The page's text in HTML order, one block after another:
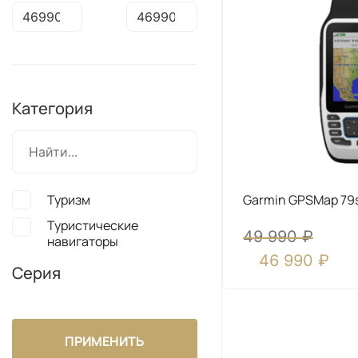
Категория
Туризм
Туристические
навигаторы
Серия
ПРИМЕНИТЬ
Garmin GPSMap
49 990₽
46 990 ₽